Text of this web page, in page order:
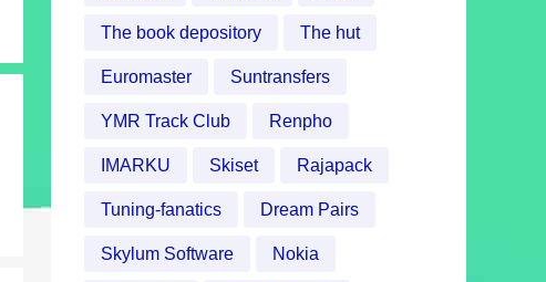
The book depository The hut
Euromaster Suntransfers
YMR Track Club Renpho
IMARKU Skiset Rajapack
Tuning-fanatics Dream Pairs
Skylum Software Nokia